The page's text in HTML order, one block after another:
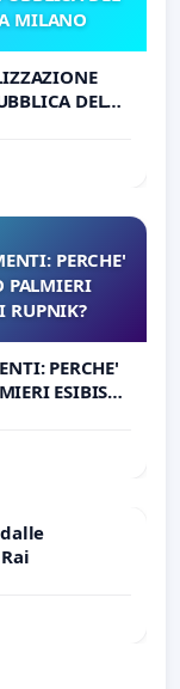
MILANO
DEL
PERCHE'
PALMIERI
RUPNIK?
PERCHE'
ESIBISCE